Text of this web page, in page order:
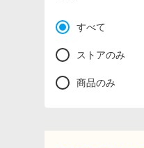
すべて
ストアのみ
商品のみ